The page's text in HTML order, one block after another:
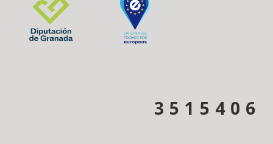
3 5 1 5 4 0 6